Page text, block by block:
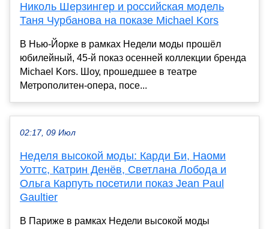
Николь Шерзингер и российская модель
Таня Чурбанова на показе Michael Kors
В Нью-Йорке в рамках Недели моды прошёл
юбилейный, 45-й показ осенней коллекции бренда
Michael Kors. Шоу, прошедшее в театре
Метрополитен-опера, посе...
02:17, 09 Июл
Неделя высокой моды: Карди Би, Наоми
Уоттс, Катрин Денёв, Светлана Лобода и
Ольга Карпуть посетили показ Jean Paul
Gaultier
В Париже в рамках Недели высокой моды